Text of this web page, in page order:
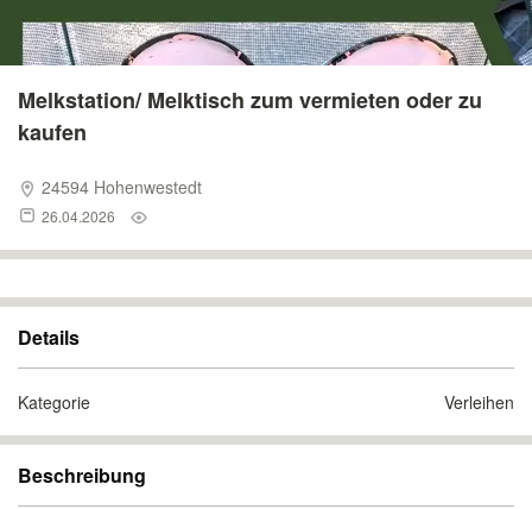
Melkstation/ Melktisch zum vermieten oder zu
kaufen
24594 Hohenwestedt
26.04.2026
Details
Kategorie Verleihen
Beschreibung